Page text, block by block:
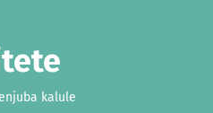
kalule